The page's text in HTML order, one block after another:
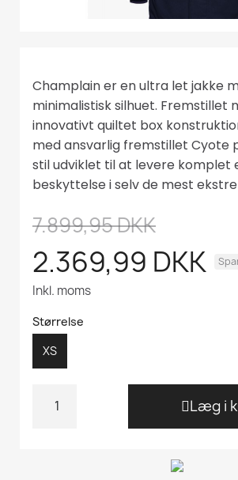
Champlain er en ultra let jakke
minimalistisk silhuet. Fremstillet
innovativt quiltet box
med ansvarlig fremstillet Cyote
stil udviklet til at levere
beskyttelse i selv de mest
7.899,95 DKK
2.369,99 DKK
Inkl. moms
Størrelse
XS
Læg i